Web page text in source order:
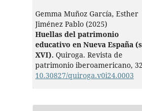
Gemma Muñoz García, Esther
Jiménez Pablo (2025)
Huellas del patrimonio
educativo en Nueva España
XVI). Quiroga. Revista de
patrimonio iberoamericano,
10.30827/quiroga.v0i24.0003